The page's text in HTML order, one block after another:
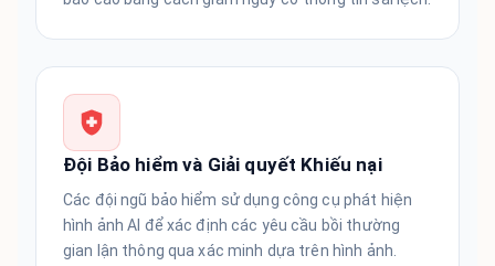
Đội Bảo hiểm và Giải quyết Khiếu nại
Các đội ngũ bảo hiểm sử dụng công cụ phát hiện
hình ảnh AI để xác định các yêu cầu bồi thường
gian lận thông qua xác minh dựa trên hình ảnh.